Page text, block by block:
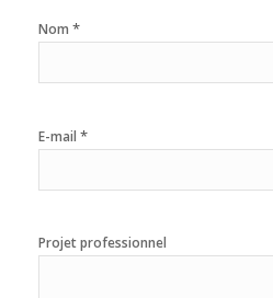
Nom *
E-mail *
Projet professionnel